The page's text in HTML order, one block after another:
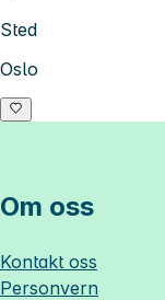
Sted
Oslo
Om oss
Kontakt oss
Personvern